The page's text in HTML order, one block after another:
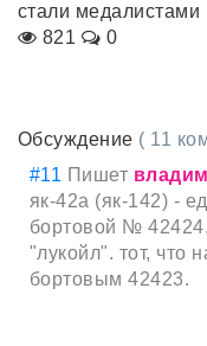
стали медалистами
821
0
Обсуждение ( 11
#11 Пишет
як-42а (як-142) -
бортовой №
"лукойл". тот, что
бортовым 42423.